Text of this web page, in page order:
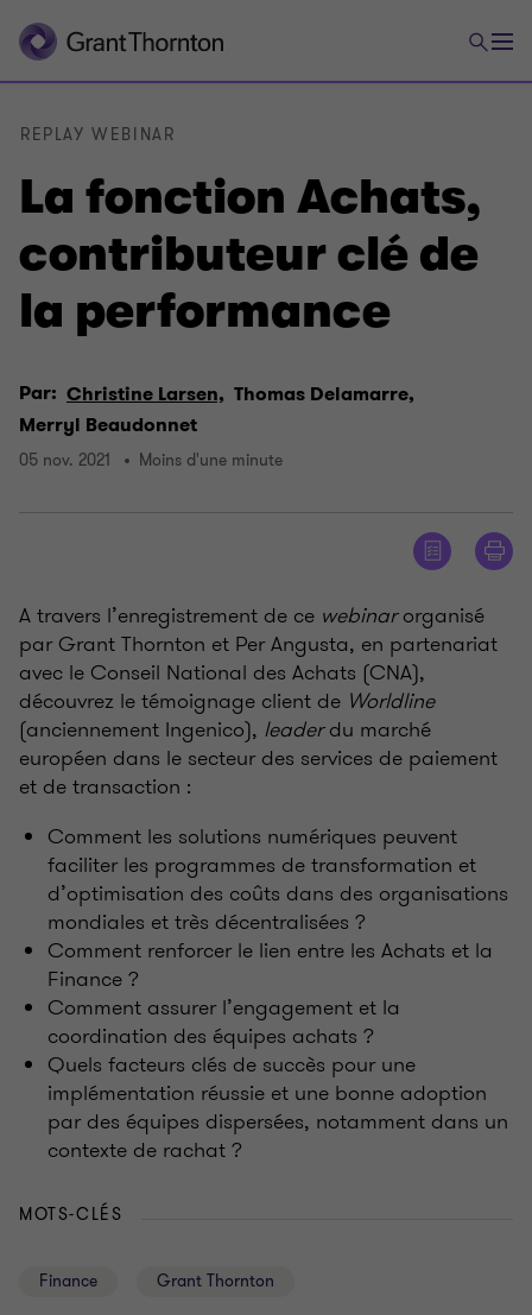
La fonction Achats,
contributeur clé de
la performance
REPLAY WEBINAR
Par: Christine Larsen, Thomas Delamarre,
Merryl Beaudonnet
05 nov. 2021 Moins d'une minute
A travers l’enregistrement de ce webinarorganisé
par Grant Thornton et Per Angusta, en partenariat
avec le Conseil National des Achats (CNA),
découvrez le témoignage client de Worldline
(anciennement Ingenico), leaderdu marché
européen dans le secteur des services de paiement
et de transaction :
Comment les solutions numériques peuvent
faciliter les programmes de transformation et
d’optimisation des coûts dans des organisations
mondiales et très décentralisées ?
Comment renforcer le lien entre les Achats et la
Finance ?
Comment assurer l’engagement et la
coordination des équipes achats ?
Quels facteurs clés de succès pour une
implémentation réussie et une bonne adoption
par des équipes dispersées, notamment dans un
contexte de rachat ?
MOTS-CLÉS
Finance Grant Thornton